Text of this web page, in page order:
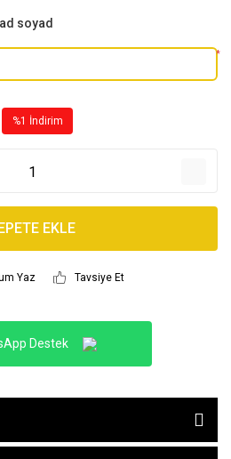
soyad
*
%1 İndirim
EKLE
Yaz Tavsiye Et
Destek